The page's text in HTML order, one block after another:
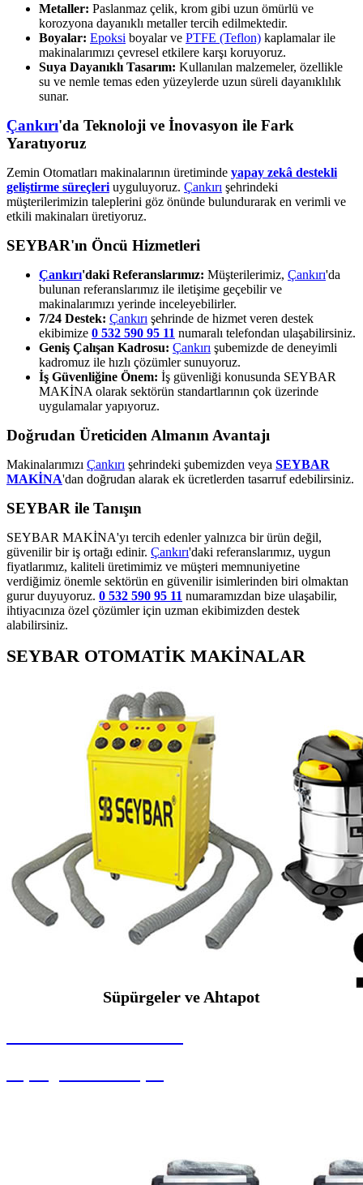
Metaller: Paslanmaz çelik, krom gibi uzun ömürlü ve
korozyona dayanıklı metaller tercih edilmektedir.
Boyalar: Epoksi boyalar ve PTFE (Teflon) kaplamalar ile
makinalarımızı çevresel etkilere karşı koruyoruz.
Suya Dayanıklı Tasarım: Kullanılan malzemeler, özellikle
su ve nemle temas eden yüzeylerde uzun süreli dayanıklılık
sunar.
Çankırı'da Teknoloji ve İnovasyon ile Fark
Yaratıyoruz
Zemin Otomatları makinalarının üretiminde yapay zekâ destekli
geliştirme süreçleri uyguluyoruz. Çankırı şehrindeki
müşterilerimizin taleplerini göz önünde bulundurarak en verimli ve
etkili makinaları üretiyoruz.
SEYBAR'ın Öncü Hizmetleri
Çankırı'daki Referanslarımız: Müşterilerimiz, Çankırı'da
bulunan referanslarımız ile iletişime geçebilir ve
makinalarımızı yerinde inceleyebilirler.
7/24 Destek: Çankırı şehrinde de hizmet veren destek
ekibimize 0 532 590 95 11 numaralı telefondan ulaşabilirsiniz.
Geniş Çalışan Kadrosu: Çankırı şubemizde de deneyimli
kadromuz ile hızlı çözümler sunuyoruz.
İş Güvenliğine Önem: İş güvenliği konusunda SEYBAR
MAKİNA olarak sektörün standartlarının çok üzerinde
uygulamalar yapıyoruz.
Doğrudan Üreticiden Almanın Avantajı
Makinalarımızı Çankırı şehrindeki şubemizden veya SEYBAR
MAKİNA'dan doğrudan alarak ek ücretlerden tasarruf edebilirsiniz.
SEYBAR ile Tanışın
SEYBAR MAKİNA'yı tercih edenler yalnızca bir ürün değil,
güvenilir bir iş ortağı edinir. Çankırı'daki referanslarımız, uygun
fiyatlarımız, kaliteli üretimimiz ve müşteri memnuniyetine
verdiğimiz önemle sektörün en güvenilir isimlerinden biri olmaktan
gurur duyuyoruz. 0 532 590 95 11 numaramızdan bize ulaşabilir,
ihtiyacınıza özel çözümler için uzman ekibimizden destek
alabilirsiniz.
SEYBAR OTOMATİK MAKİNALAR
Süpürgeler ve Ahtapot